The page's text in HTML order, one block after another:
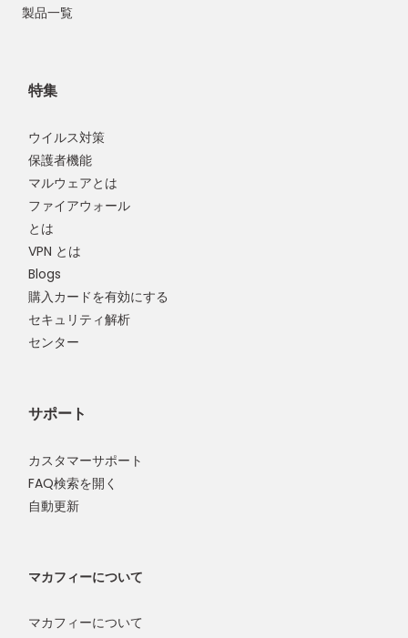
製品一覧
特集
ウイルス対策
保護者機能
マルウェアとは
ファイアウォール
とは
VPN とは
Blogs
購入カードを有効にする
セキュリティ解析
センター
サポート
カスタマーサポート
FAQ検索を開く
自動更新
マカフィーについて
マカフィーについて